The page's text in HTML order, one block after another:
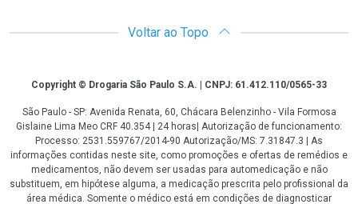
Voltar ao Topo
CopyrightCopyright © Drogaria São Paulo S.A. | CNPJ: 61.412.110/0565-33
São Paulo - SP: Avenida Renata, 60, Chácara Belenzinho - Vila Formosa
Gislaine Lima Meo CRF 40.354 | 24 horas| Autorização de funcionamento:
Processo: 2531.559767/2014-90 Autorização/MS: 7.31847.3 | As
informações contidas neste site, como promoções e ofertas de remédios e
medicamentos, não devem ser usadas para automedicação e não
substituem, em hipótese alguma, a medicação prescrita pelo profissional da
área médica. Somente o médico está em condições de diagnosticar